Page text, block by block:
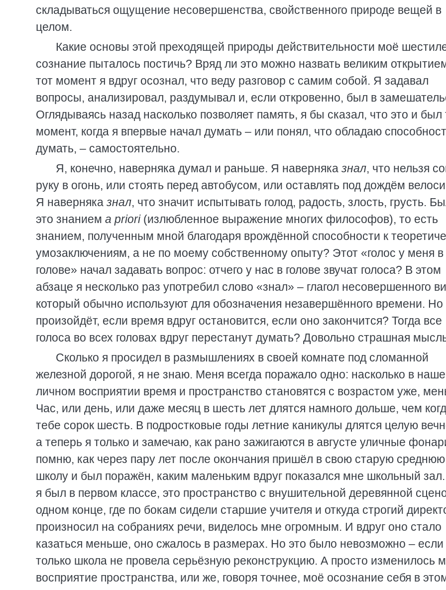
складываться ощущение несовершенства, свойственного природе вещей в
целом.
Какие основы этой преходящей природы действительности моё
сознание пыталось постичь? Вряд ли это можно назвать великим
тот момент я вдруг осознал, что веду разговор с самим собой. Я задавал
вопросы, анализировал, раздумывал и, если откровенно, был в
Оглядываясь назад насколько позволяет память, я бы сказал, что это и был
момент, когда я впервые начал думать – или понял, что обладаю
думать, – самостоятельно.
Я, конечно, наверняка думал и раньше. Я наверняка знал, что нельзя
руку в огонь, или стоять перед автобусом, или оставлять под дождём
Я наверняка знал, что значит испытывать голод, радость, злость, грусть.
это знанием a priori(излюбленное выражение многих философов), то есть
знанием, полученным мной благодаря врождённой способности к
умозаключениям, а не по моему собственному опыту? Этот «голос у меня в
голове» начал задавать вопрос: отчего у нас в голове звучат голоса? В этом
абзаце я несколько раз употребил слово «знал» – глагол несовершенного
который обычно используют для обозначения незавершённого времени. Но
произойдёт, если время вдруг остановится, если оно закончится? Тогда все
голоса во всех головах вдруг перестанут думать? Довольно страшная
Сколько я просидел в размышлениях в своей комнате под сломанной
железной дорогой, я не знаю. Меня всегда поражало одно: насколько в
личном восприятии время и пространство становятся с возрастом уже,
Час, или день, или даже месяц в шесть лет длятся намного дольше, чем
тебе сорок шесть. В подростковые годы летние каникулы длятся целую
а теперь я только и замечаю, как рано зажигаются в августе уличные
помню, как через пару лет после окончания пришёл в свою старую среднюю
школу и был поражён, каким маленьким вдруг показался мне школьный зал.
я был в первом классе, это пространство с внушительной деревянной
одном конце, где по бокам сидели старшие учителя и откуда строгий
произносил на собраниях речи, виделось мне огромным. И вдруг оно стало
казаться меньше, оно сжалось в размерах. Но это было невозможно – если
только школа не провела серьёзную реконструкцию. А просто изменилось
восприятие пространства, или же, говоря точнее, моё осознание себя в